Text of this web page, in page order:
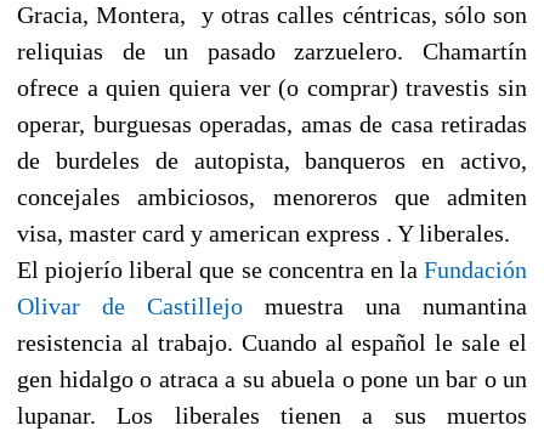
Gracia, Montera, y otras calles céntricas, sólo son
reliquias de un pasado zarzuelero. Chamartín
ofrece a quien quiera ver (o comprar) travestis sin
operar, burguesas operadas, amas de casa retiradas
de burdeles de autopista, banqueros en activo,
concejales ambiciosos, menoreros que admiten
visa, master card y american express . Y liberales.
El piojerío liberal que se concentra en la Fundación
Olivar de Castillejo muestra una numantina
resistencia al trabajo. Cuando al español le sale el
gen hidalgo o atraca a su abuela o pone un bar o un
lupanar. Los liberales tienen a sus muertos